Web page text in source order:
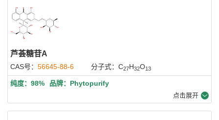
芦荟糖苷A
CAS号： 56645-88-6 分子式：C27H32O13
纯度：98% 品牌：Phytopurify
点击展开